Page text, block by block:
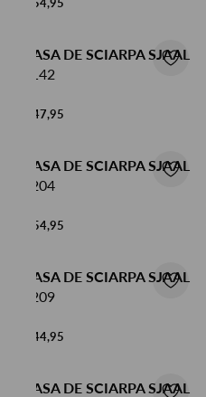
CASA DE SCIARPA SJAAL
5142
€ 47,95
CASA DE SCIARPA SJAAL
5204
€ 54,95
CASA DE SCIARPA SJAAL
5209
€ 44,95
CASA DE SCIARPA SJAAL